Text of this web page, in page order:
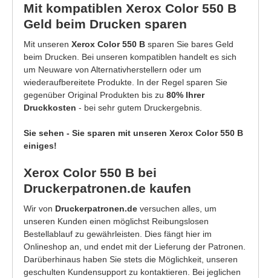
Mit kompatiblen Xerox Color 550 B
Geld beim Drucken sparen
Mit unseren Xerox Color 550 B sparen Sie bares Geld
beim Drucken. Bei unseren kompatiblen handelt es sich
um Neuware von Alternativherstellern oder um
wiederaufbereitete Produkte. In der Regel sparen Sie
gegenüber Original Produkten bis zu 80% Ihrer
Druckkosten - bei sehr gutem Druckergebnis.
Sie sehen - Sie sparen mit unseren Xerox Color 550 B
einiges!
Xerox Color 550 B bei
Druckerpatronen.de kaufen
Wir von Druckerpatronen.de versuchen alles, um
unseren Kunden einen möglichst Reibungslosen
Bestellablauf zu gewährleisten. Dies fängt hier im
Onlineshop an, und endet mit der Lieferung der Patronen.
Darüberhinaus haben Sie stets die Möglichkeit, unseren
geschulten Kundensupport zu kontaktieren. Bei jeglichen